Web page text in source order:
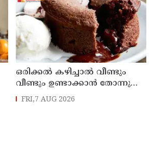
ഒരിക്കൽ കഴിച്ചാൽ വീണ്ടും
വീണ്ടും ഉണ്ടാക്കാൻ തോന്നുന്ന
മധുരവിഭവം
FRI,7 AUG 2026